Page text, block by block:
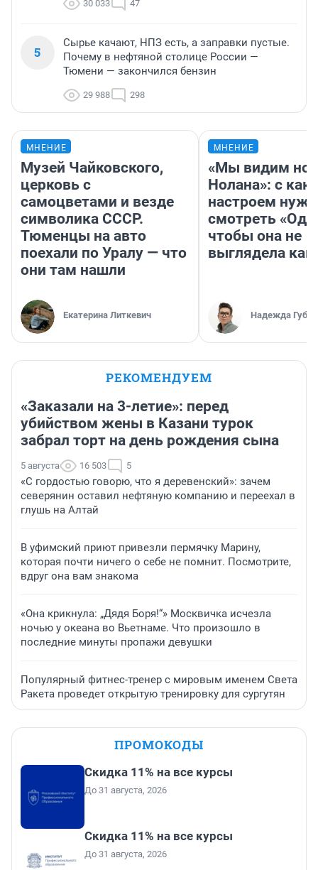
30 033 47
5
Сырье качают, НПЗ есть, а заправки пустые.
Почему в нефтяной столице России —
Тюмени — закончился бензин
29 988 298
МНЕНИЕ
Музей Чайковского,
церковь с
самоцветами и везде
символика СССР.
Тюменцы на авто
поехали по Уралу — что
они там нашли
Екатерина Литкевич
МНЕНИЕ
«Мы видим
Нолана»: с
настроем
смотреть
чтобы она не
выглядела как
Надежда
РЕКОМЕНДУЕМ
«Заказали на 3-летие»: перед
убийством жены в Казани турок
забрал торт на день рождения сына
5 августа 16 503 5
«С гордостью говорю, что я деревенский»: зачем
северянин оставил нефтяную компанию и переехал в
глушь на Алтай
В уфимский приют привезли пермячку Марину,
которая почти ничего о себе не помнит. Посмотрите,
вдруг она вам знакома
«Она крикнула: „Дядя Боря!“» Москвичка исчезла
ночью у океана во Вьетнаме. Что произошло в
последние минуты пропажи девушки
Популярный фитнес-тренер с мировым именем Света
Ракета проведет открытую тренировку для сургутян
ПРОМОКОДЫ
Скидка 11% на все курсы
До 31 августа, 2026
Скидка 11% на все курсы
До 31 августа, 2026